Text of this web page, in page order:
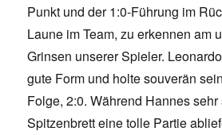
Punkt und der 1:0-Führung im
Laune im Team, zu erkennen am
Grinsen unserer Spieler.
gute Form und holte souverän
Folge, 2:0. Während Hannes sehr
Spitzenbrett eine tolle Partie